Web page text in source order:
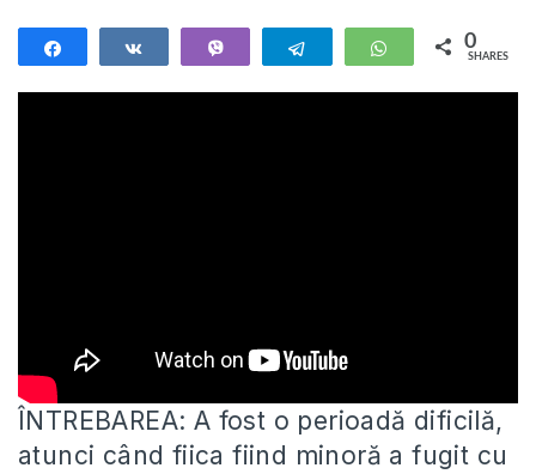
Telegram WhatsApp
0
SHARES
ÎNTREBAREA: A fost o perioadă dificilă,
atunci când fiica fiind minoră a fugit cu